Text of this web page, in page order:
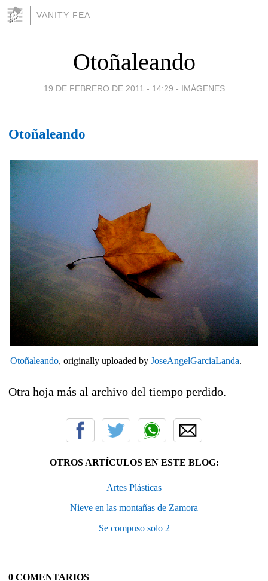
VANITY FEA
Otoñaleando
19 DE FEBRERO DE 2011 - 14:29 - IMÁGENES
Otoñaleando
Otoñaleando, originally uploaded by JoseAngelGarciaLanda.
Otra hoja más al archivo del tiempo perdido.
OTROS ARTÍCULOS EN ESTE BLOG:
Artes Plásticas
Nieve en las montañas de Zamora
Se compuso solo 2
0 COMENTARIOS